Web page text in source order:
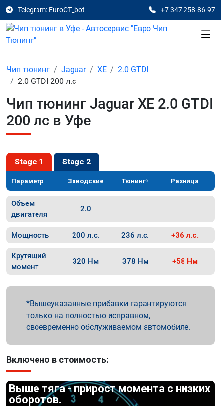
Telegram: EuroCT_bot +7 347 258-86-97
Чип тюнинг Jaguar XE
2.0 GTDI
2.0 GTDI 200 л.с
Чип тюнинг Jaguar XE 2.0 GTDI
200 лс в Уфе
Stage 1 Stage 2
Параметр Заводские Тюнинг* Разница
Объем
двигателя
2.0
Мощность 200 л.с. 236 л.с. +36 л.с.
Крутящий
момент
320 Нм 378 Нм +58 Нм
Вышеуказанные прибавки гарантируются
только на полностью исправном,
своевременно обслуживаемом автомобиле.
Включено в стоимость:
Выше тяга - прирост момента с низких
оборотов.